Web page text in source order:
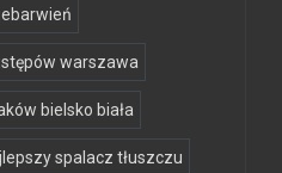
warszawa
bielsko biała
spalacz tłuszczu